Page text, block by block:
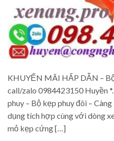
KHUYẾN MÃI HẤP DẪN –
call/zalo 0984423150 Huyền
phuy – Bộ kẹp phuy đôi –
dụng tích hợp cùng với dòng
mỏ kẹp cứng […]